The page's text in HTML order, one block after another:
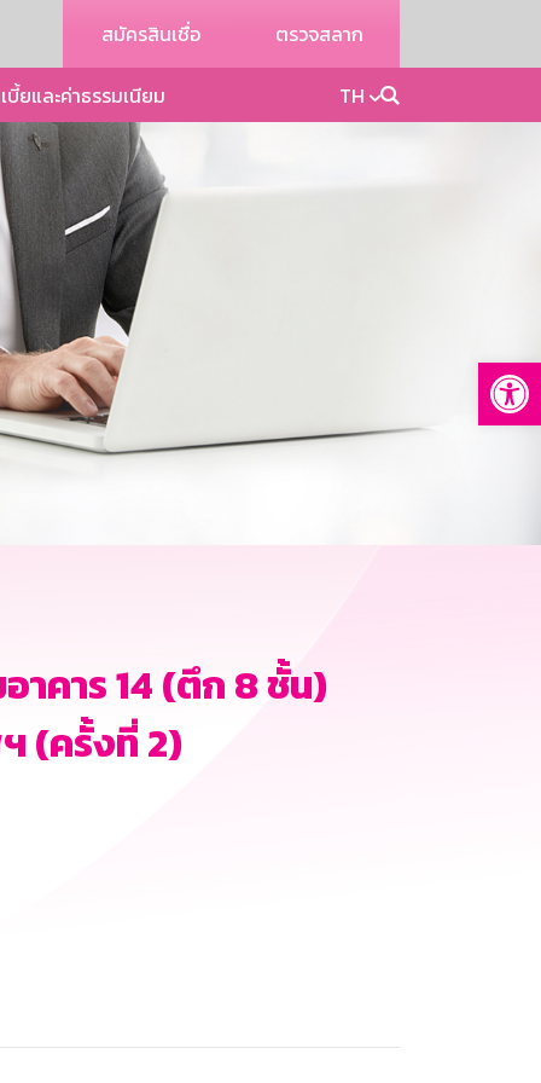
สมัครสินเชื่อ ตรวจสลาก
บี้ยและค่าธรรมเนียม TH
าคาร 14 (ตึก 8 ชั้น)
(ครั้งที่ 2)